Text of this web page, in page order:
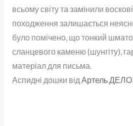
всьому світу та замінили
походження залишається
було помічено, що тонкий
сланцевого каменю (шунгіту),
матеріал для письма.
Аспидні дошки від Артель ДЕЛО